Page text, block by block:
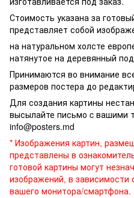
Стоимость указана за
представляет собой
на натуральном холсте
натянутое на деревянный
Принимаются во внимание
размеров постера до
Для создания картины
высылайте письмо c вашими
info@posters.md
* Изображения картин,
представлены в
готовой картины могут
изображений, в зависимости
вашего монитора/смартфона.